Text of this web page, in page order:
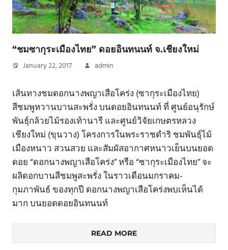
“ชมซากุระเมืองไทย” ดอยอินทนนท์ จ.เชียงใหม่
January 22, 2017 admin
เส้นทางชมดอกนางพญาเสือโคร่ง (ซากุระเมืองไทย)
สีชมพูหวานบานสะพรั่ง บนดอยอินทนนท์ ที่ ศูนย์อนุรักษ์
พันธุ์กล้วยไม้รองเท้านารี และศูนย์วิจัยเกษตรหลวง
เชียงใหม่ (ขุนวาง) โครงการในพระราชดำริ ชมพันธุ์ไม้
เมืองหนาว สวนสวย และสัมผัสอากาศหนาวเย็นบนยอด
ดอย “ดอกนางพญาเสือโคร่ง” หรือ “ซากุระเมืองไทย” จะ
ผลิดอกบานสีชมพูสะพรั่ง ในราวเดือนมกราคม-
กุมภาพันธ์ ของทุกปี ดอกนางพญาเสือโคร่งพบเห็นได้
มาก บนยอดดอยอินทนนท์
READ MORE